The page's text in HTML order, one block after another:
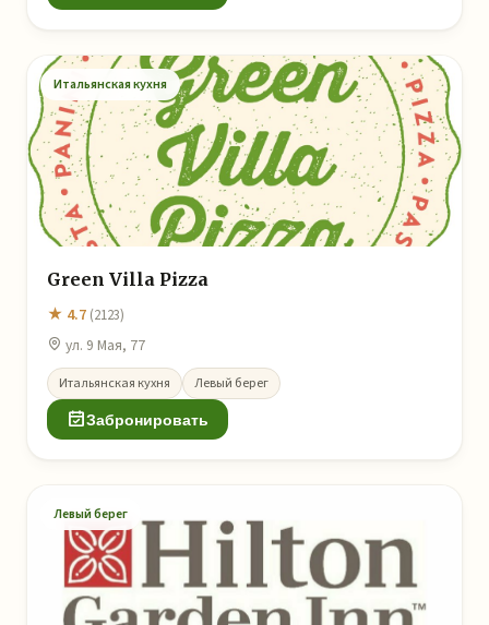
Итальянская кухня
Green Villa Pizza
★ 4.7 (2123)
ул. 9 Мая, 77
Итальянская кухня Левый берег
Забронировать
Левый берег